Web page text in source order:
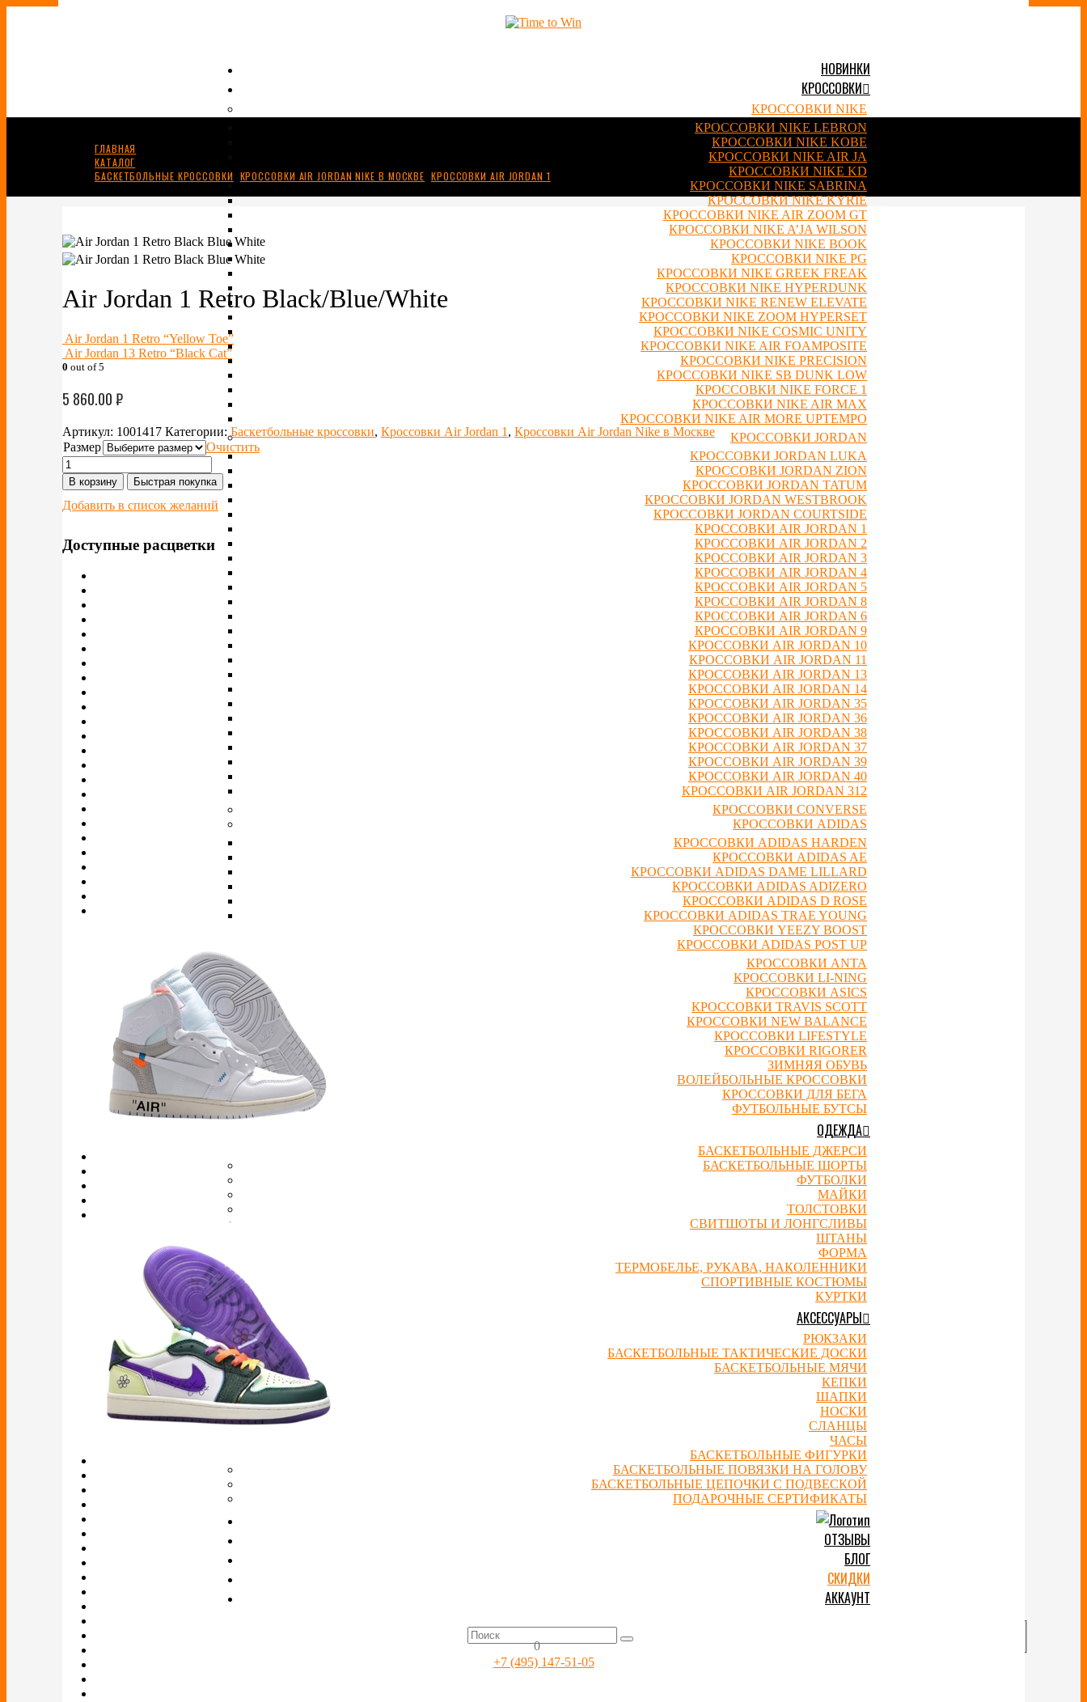
НОВИНКИ
КРОССОВКИ
КРОССОВКИ NIKE
КРОССОВКИ NIKE LEBRON
КРОССОВКИ NIKE KOBE
КРОССОВКИ NIKE AIR JA
КРОССОВКИ NIKE KD
КРОССОВКИ NIKE SABRINA
КРОССОВКИ NIKE KYRIE
КРОССОВКИ NIKE AIR ZOOM GT
КРОССОВКИ NIKE A’JA WILSON
КРОССОВКИ NIKE BOOK
КРОССОВКИ NIKE PG
КРОССОВКИ NIKE GREEK FREAK
КРОССОВКИ NIKE HYPERDUNK
КРОССОВКИ NIKE RENEW ELEVATE
КРОССОВКИ NIKE ZOOM HYPERSET
КРОССОВКИ NIKE COSMIC UNITY
КРОССОВКИ NIKE AIR FOAMPOSITE
КРОССОВКИ NIKE PRECISION
КРОССОВКИ NIKE SB DUNK LOW
КРОССОВКИ NIKE FORCE 1
КРОССОВКИ NIKE AIR MAX
КРОССОВКИ NIKE AIR MORE UPTEMPO
КРОССОВКИ JORDAN
КРОССОВКИ JORDAN LUKA
КРОССОВКИ JORDAN ZION
КРОССОВКИ JORDAN TATUM
КРОССОВКИ JORDAN WESTBROOK
КРОССОВКИ JORDAN COURTSIDE
КРОССОВКИ AIR JORDAN 1
КРОССОВКИ AIR JORDAN 2
КРОССОВКИ AIR JORDAN 3
КРОССОВКИ AIR JORDAN 4
КРОССОВКИ AIR JORDAN 5
КРОССОВКИ AIR JORDAN 8
КРОССОВКИ AIR JORDAN 6
КРОССОВКИ AIR JORDAN 9
КРОССОВКИ AIR JORDAN 10
КРОССОВКИ AIR JORDAN 11
КРОССОВКИ AIR JORDAN 13
КРОССОВКИ AIR JORDAN 14
КРОССОВКИ AIR JORDAN 35
КРОССОВКИ AIR JORDAN 36
КРОССОВКИ AIR JORDAN 38
КРОССОВКИ AIR JORDAN 37
КРОССОВКИ AIR JORDAN 39
КРОССОВКИ AIR JORDAN 40
КРОССОВКИ AIR JORDAN 312
КРОССОВКИ CONVERSE
КРОССОВКИ ADIDAS
КРОССОВКИ ADIDAS HARDEN
КРОССОВКИ ADIDAS AE
КРОССОВКИ ADIDAS DAME LILLARD
КРОССОВКИ ADIDAS ADIZERO
КРОССОВКИ ADIDAS D ROSE
КРОССОВКИ ADIDAS TRAE YOUNG
КРОССОВКИ YEEZY BOOST
КРОССОВКИ ADIDAS POST UP
КРОССОВКИ ANTA
КРОССОВКИ LI-NING
КРОССОВКИ ASICS
КРОССОВКИ TRAVIS SCOTT
КРОССОВКИ NEW BALANCE
КРОССОВКИ LIFESTYLE
КРОССОВКИ RIGORER
ЗИМНЯЯ ОБУВЬ
ВОЛЕЙБОЛЬНЫЕ КРОССОВКИ
КРОССОВКИ ДЛЯ БЕГА
ФУТБОЛЬНЫЕ БУТСЫ
ОДЕЖДА
БАСКЕТБОЛЬНЫЕ ДЖЕРСИ
БАСКЕТБОЛЬНЫЕ ШОРТЫ
ФУТБОЛКИ
МАЙКИ
ТОЛСТОВКИ
СВИТШОТЫ И ЛОНГСЛИВЫ
ШТАНЫ
ФОРМА
ТЕРМОБЕЛЬЕ, РУКАВА, НАКОЛЕННИКИ
СПОРТИВНЫЕ КОСТЮМЫ
КУРТКИ
АКСЕССУАРЫ
РЮКЗАКИ
БАСКЕТБОЛЬНЫЕ ТАКТИЧЕСКИЕ ДОСКИ
БАСКЕТБОЛЬНЫЕ МЯЧИ
КЕПКИ
ШАПКИ
НОСКИ
СЛАНЦЫ
ЧАСЫ
БАСКЕТБОЛЬНЫЕ ФИГУРКИ
БАСКЕТБОЛЬНЫЕ ПОВЯЗКИ НА ГОЛОВУ
БАСКЕТБОЛЬНЫЕ ЦЕПОЧКИ С ПОДВЕСКОЙ
ПОДАРОЧНЫЕ СЕРТИФИКАТЫ
ОТЗЫВЫ
БЛОГ
СКИДКИ
АККАУНТ
0
+7 (495) 147-51-05
ГЛАВНАЯ
КАТАЛОГ
БАСКЕТБОЛЬНЫЕ КРОССОВКИ КРОССОВКИ AIR JORDAN NIKE В МОСКВЕ КРОССОВКИ AIR JORDAN 1
Air Jordan 1 Retro Black/Blue/White
Air Jordan 1 Retro “Yellow Toe”
Air Jordan 13 Retro “Black Cat”
0 out of 5
5 860.00₽
Артикул: 1001417 Категории: Баскетбольные кроссовки, Кроссовки Air Jordan 1 , Кроссовки Air Jordan Nike в Москве
Размер
Очистить
В корзину Быстрая покупка
Добавить в список желаний
Доступные расцветки